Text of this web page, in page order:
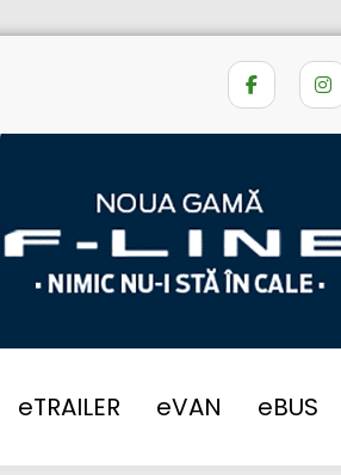
eTRAILER eVAN eBUS
Mobility își extinde